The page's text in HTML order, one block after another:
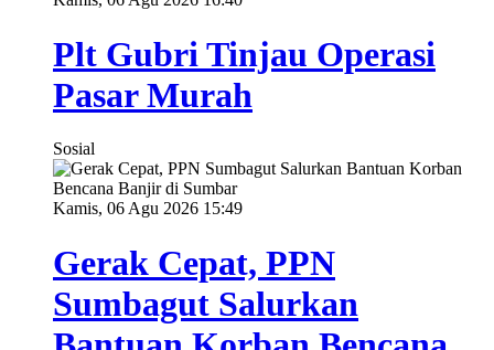
Plt Gubri Tinjau Operasi
Pasar Murah
Sosial
Kamis, 06 Agu 2026 15:49
Gerak Cepat, PPN
Sumbagut Salurkan